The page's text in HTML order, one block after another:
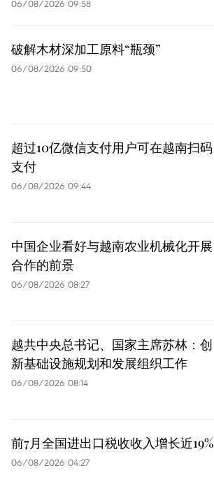
06/08/2026 09:58
破解木材深加工原料“瓶颈”
06/08/2026 09:50
超过10亿微信支付用户可在越南扫码
支付
06/08/2026 09:44
中国企业看好与越南农业机械化开展
合作的前景
06/08/2026 08:27
越共中央总书记、国家主席苏林：创
新基础设施规划和发展组织工作
06/08/2026 08:14
前7月全国进出口税收收入增长近19%
06/08/2026 04:27